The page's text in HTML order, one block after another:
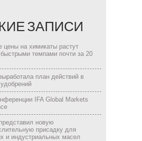
ЗАПИСИ
цены на химикаты растут
темпами почти за 20
план действий в
IFA Global Markets
новую
присадку для
и индустриальных масел